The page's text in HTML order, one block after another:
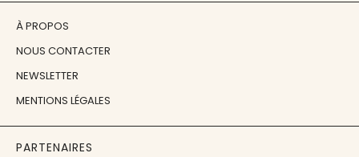
À PROPOS
NOUS CONTACTER
NEWSLETTER
MENTIONS LÉGALES
PARTENAIRES